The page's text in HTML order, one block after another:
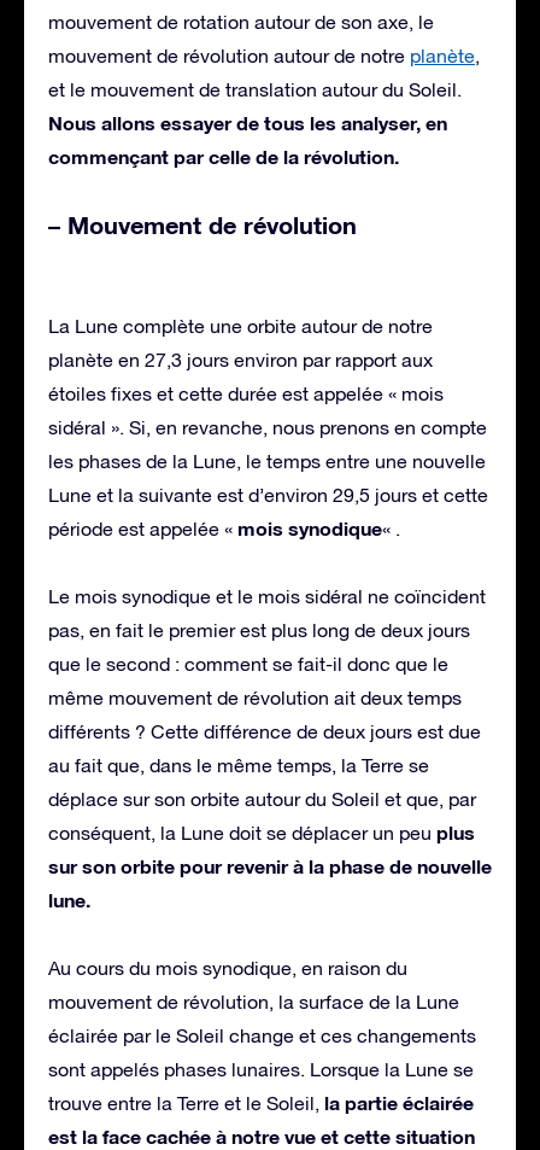
mouvement de rotation autour de son axe, le
mouvement de révolution autour de notre planète,
et le mouvement de translation autour du Soleil.
Nous allons essayer de tous les analyser, en
commençant par celle de la révolution.
– Mouvement de révolution
La Lune complète une orbite autour de notre
planète en 27,3 jours environ par rapport aux
étoiles fixes et cette durée est appelée « mois
sidéral ». Si, en revanche, nous prenons en compte
les phases de la Lune, le temps entre une nouvelle
Lune et la suivante est d’environ 29,5 jours et cette
période est appelée « mois synodique« .
Le mois synodique et le mois sidéral ne coïncident
pas, en fait le premier est plus long de deux jours
que le second : comment se fait-il donc que le
même mouvement de révolution ait deux temps
différents ? Cette différence de deux jours est due
au fait que, dans le même temps, la Terre se
déplace sur son orbite autour du Soleil et que, par
conséquent, la Lune doit se déplacer un peu plus
sur son orbite pour revenir à la phase de nouvelle
lune.
Au cours du mois synodique, en raison du
mouvement de révolution, la surface de la Lune
éclairée par le Soleil change et ces changements
sont appelés phases lunaires. Lorsque la Lune se
trouve entre la Terre et le Soleil, la partie éclairée
est la face cachée à notre vue et cette situation